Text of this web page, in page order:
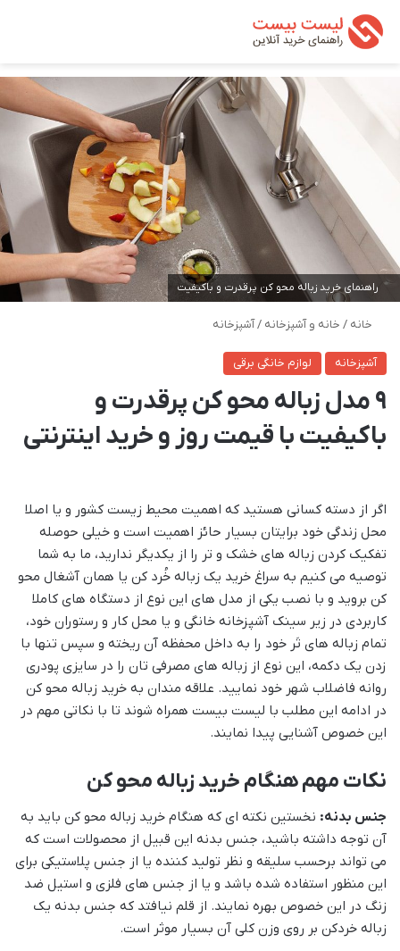
راهنمای خرید زباله محو کن پرقدرت و باکیفیت
خانه / خانه و آشپزخانه /آشپزخانه
آشپزخانه لوازم خانگی برقی
9 مدل زباله محو کن پرقدرت و
باکیفیت با قیمت روز و خرید اینترنتی
اگر از دسته کسانی هستید که اهمیت محیط زیست کشور و یا اصلا
محل زندگی خود برایتان بسیار حائز اهمیت است و خیلی حوصله
تفکیک کردن زباله های خشک و تر را از یکدیگر ندارید، ما به شما
توصیه می کنیم به سراغ خرید یک زباله خُرد کن یا همان آشغال محو
کن بروید و با نصب یکی از مدل های این نوع از دستگاه های کاملا
کاربردی در زیر سینک آشپزخانه خانگی و یا محل کار و رستوران خود،
تمام زباله های تَر خود را به داخل محفظه آن ریخته و سپس تنها با
زدن یک دکمه، این نوع از زباله های مصرفی تان را در سایزی پودری
روانه فاضلاب شهر خود نمایید. علاقه مندان به خرید زباله محو کن
در ادامه این مطلب با لیست بیست همراه شوند تا با نکاتی مهم در
این خصوص آشنایی پیدا نمایند.
نکات مهم هنگام خرید زباله محو کن
جنس بدنه: نخستین نکته ای که هنگام خرید زباله محو کن باید به
آن توجه داشته باشید، جنس بدنه این قبیل از محصولات است که
می تواند برحسب سلیقه و نظر تولید کننده یا از جنس پلاستیکی برای
این منظور استفاده شده باشد و یا از جنس های فلزی و استیل ضد
زنگ در این خصوص بهره نمایند. از قلم نیافتد که جنس بدنه یک
زباله خردکن بر روی وزن کلی آن بسیار موثر است.